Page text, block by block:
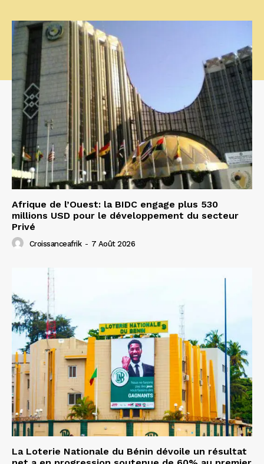
Afrique de l’Ouest: la BIDC engage plus 530
millions USD pour le développement du secteur
Privé
Croissanceafrik - 7 Août 2026
La Loterie Nationale du Bénin dévoile un résultat